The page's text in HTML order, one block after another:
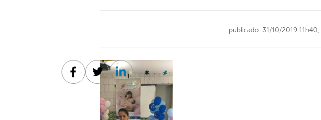
publicado: 31/10/2019 11h40,
Facebook
TwitterLinkedin